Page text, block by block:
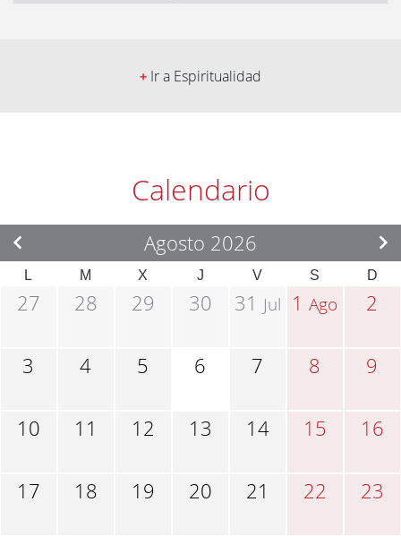
+ Ir a Espiritualidad
Calendario
Agosto 2026
L M X J V S D
27 28 29 30 31 Jul 1Ago 2
3 4 5 6 7 8 9
10 11 12 13 14 15 16
17 18 19 20 21 22 23